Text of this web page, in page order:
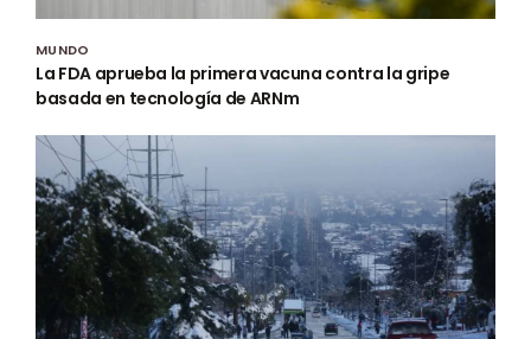
MUNDO
La FDA aprueba la primera vacuna contra la gripe
basada en tecnología de ARNm